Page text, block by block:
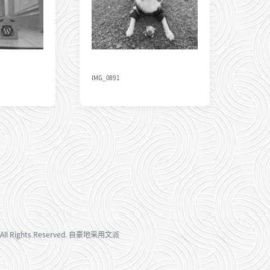
IMG_0891
Rights Reserved. 自豪地采用文派